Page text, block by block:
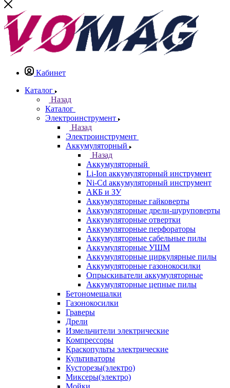
Кабинет
Каталог
Назад
Каталог
Электроинструмент
Назад
Электроинструмент
Аккумуляторный
Назад
Аккумуляторный
Li-Ion аккумуляторный инструмент
Ni-Cd аккумуляторный инструмент
АКБ и ЗУ
Аккумуляторные гайковерты
Аккумуляторные дрели-шуруповерты
Аккумуляторные отвертки
Аккумуляторные перфораторы
Аккумуляторные сабельные пилы
Аккумуляторные УШМ
Аккумуляторные циркулярные пилы
Аккумуляторные газонокосилки
Опрыскиватели аккумуляторные
Аккумуляторные цепные пилы
Бетономешалки
Газонокосилки
Граверы
Дрели
Измельчители электрические
Компрессоры
Краскопульты электрические
Культиваторы
Кусторезы(электро)
Миксеры(электро)
Мойки